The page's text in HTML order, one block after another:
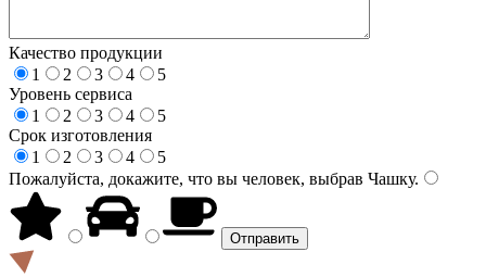
Качество продукции
1
2 3 4
5
Уровень сервиса
1
2 3 4
5
Срок изготовления
1
2 3 4
5
Пожалуйста, докажите, что вы человек, выбрав Чашку.